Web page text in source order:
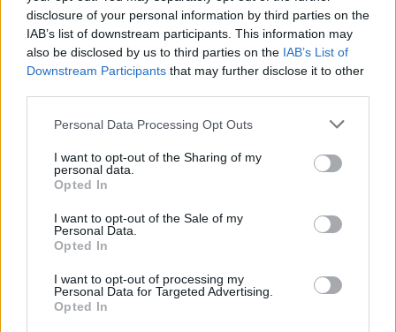
disclosure of your personal information by third parties on the
IAB’s list of downstream participants. This information may
also be disclosed by us to third parties on the IAB’s List of
Downstream Participants that may further disclose it to other
Personal Data Processing Opt Outs
I want to opt-out of the Sharing of my
personal data.
Opted In
I want to opt-out of the Sale of my
Personal Data.
Opted In
I want to opt-out of processing my
Personal Data for Targeted Advertising.
Opted In